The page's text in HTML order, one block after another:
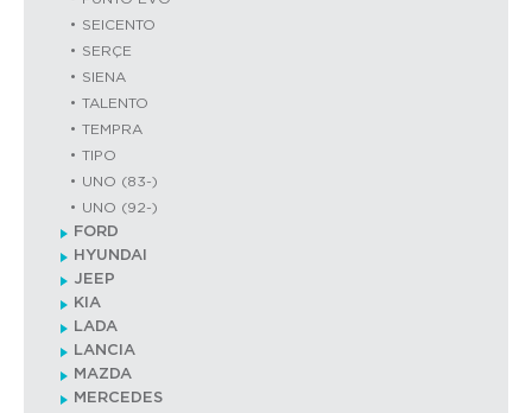
SEICENTO
SERÇE
SIENA
TALENTO
TEMPRA
TIPO
UNO (83-)
UNO (92-)
FORD
HYUNDAI
JEEP
KIA
LADA
LANCIA
MAZDA
MERCEDES